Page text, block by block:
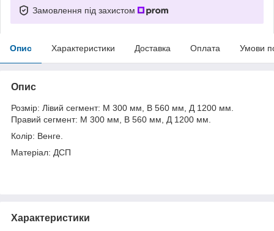
Замовлення під захистом
Опис Характеристики Доставка Оплата Умови
Опис
Розмір: Лівий сегмент: М 300 мм, В 560 мм, Д 1200 мм.
Правий сегмент: М 300 мм, В 560 мм, Д 1200 мм.
Колір: Венге.
Матеріал: ДСП
Характеристики